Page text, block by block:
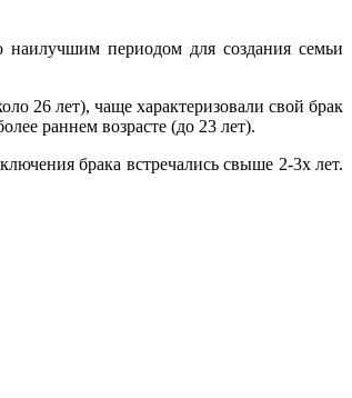
периодом для создания семьи
26 лет), чаще характеризовали свой брак
раннем возрасте (до 23 лет).
брака встречались свыше 2-3х лет.